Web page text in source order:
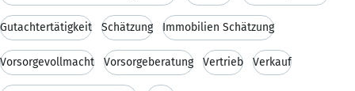
Gutachtertätigkeit Schätzung Immobilien Schätzung
Vorsorgevollmacht Vorsorgeberatung Vertrieb Verkauf